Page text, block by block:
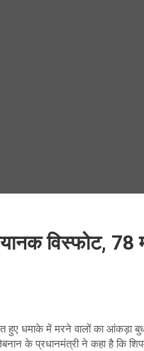
विस्फोट, 78
हुए धमाके में मरने वालों का आंकड़ा
के प्रधानमंत्री ने कहा है कि